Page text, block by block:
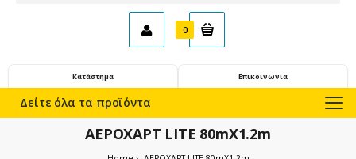
0
Κατάστημα Επικοινωνία
Δείτε όλα τα προϊόντα
ΑΕΡΟΧΑΡΤ LITE 80mX1.2m